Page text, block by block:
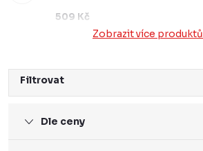
509 Kč
Zobrazit více produktů
Filtrovat
Dle ceny